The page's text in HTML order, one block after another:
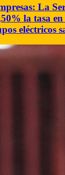
La
la tasa
eléctricos